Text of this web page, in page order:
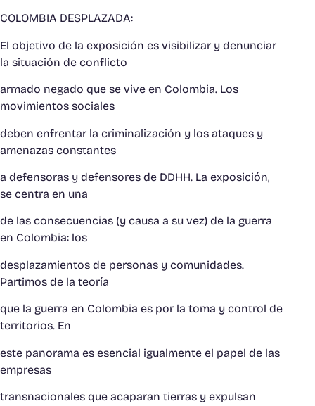
COLOMBIA DESPLAZADA:
El objetivo de la exposición es visibilizar y denunciar
la situación de conflicto
armado negado que se vive en Colombia. Los
movimientos sociales
deben enfrentar la criminalización y los ataques y
amenazas constantes
a defensoras y defensores de DDHH. La exposición,
se centra en una
de las consecuencias (y causa a su vez) de la guerra
en Colombia: los
desplazamientos de personas y comunidades.
Partimos de la teoría
que la guerra en Colombia es por la toma y control de
territorios. En
este panorama es esencial igualmente el papel de las
empresas
transnacionales que acaparan tierras y expulsan